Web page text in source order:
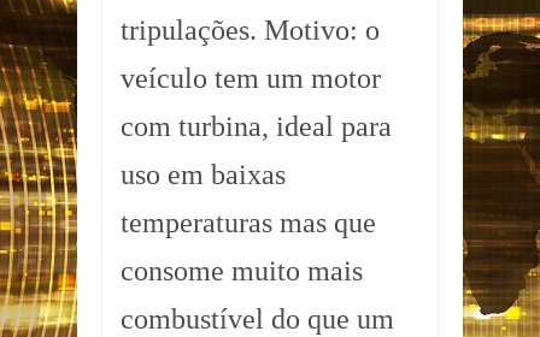
tripulações. Motivo: o
veículo tem um motor
com turbina, ideal para
uso em baixas
temperaturas mas que
consome muito mais
combustível do que um